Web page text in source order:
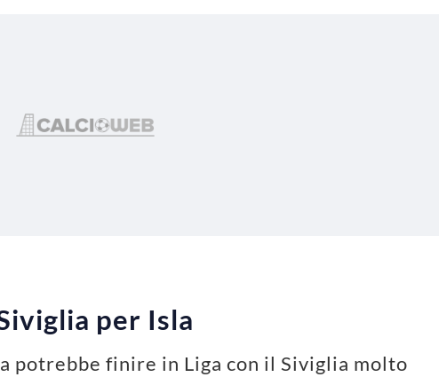
per Isla
potrebbe finire in Liga con il Siviglia molto